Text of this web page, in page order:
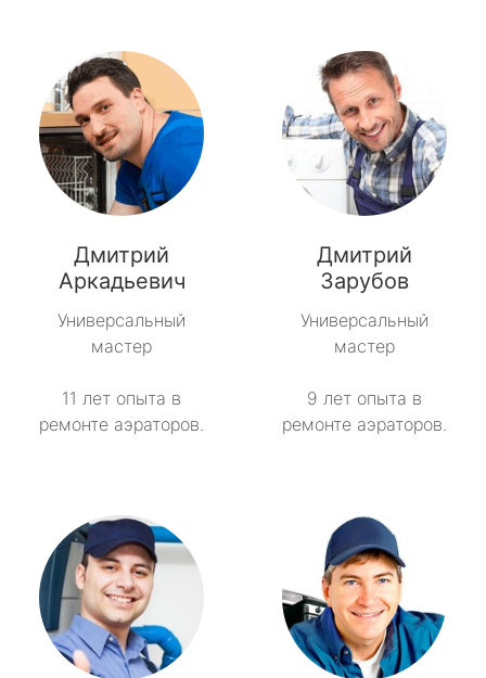
Дмитрий
Аркадьевич
Универсальный
мастер
11 лет опыта в
ремонте аэраторов.
Дмитрий
Зарубов
Универсальный
мастер
9 лет опыта в
ремонте аэраторов.